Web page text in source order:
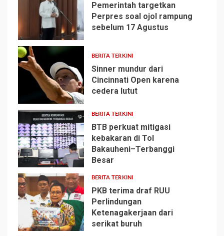
Pemerintah targetkan
Perpres soal ojol rampung
sebelum 17 Agustus
BERITA TERKINI
Sinner mundur dari
Cincinnati Open karena
cedera lutut
3
BERITA TERKINI
BTB perkuat mitigasi
kebakaran di Tol
Bakauheni–Terbanggi
Besar
BERITA TERKINI
PKB terima draf RUU
Perlindungan
Ketenagakerjaan dari
serikat buruh